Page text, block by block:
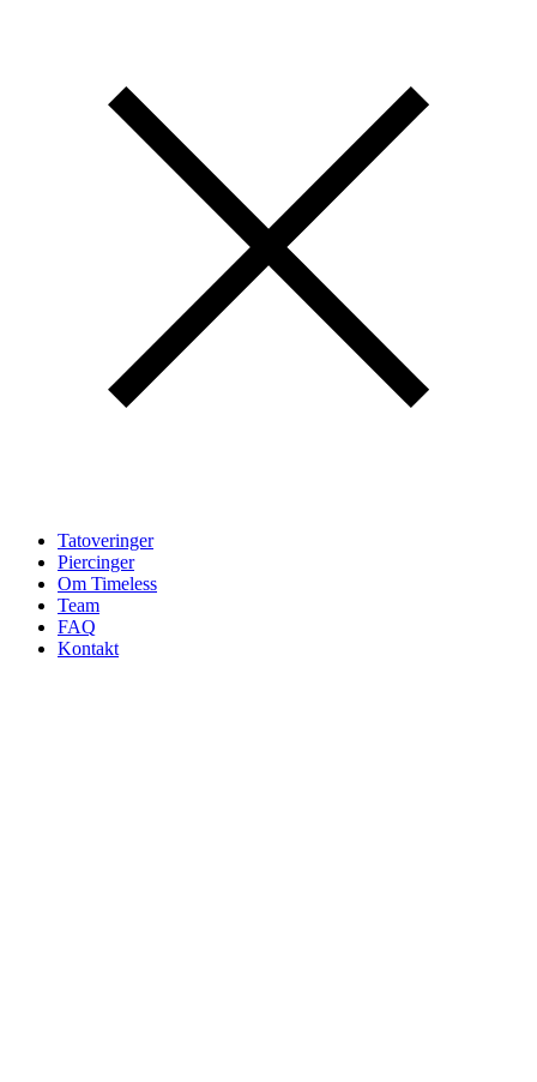
Tatoveringer
Piercinger
Om Timeless
Team
FAQ
Kontakt